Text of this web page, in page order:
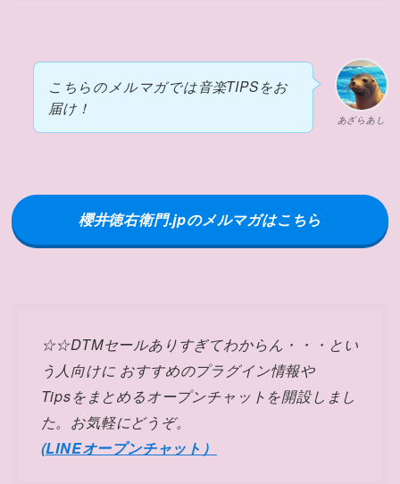
あざらあし
こちらのメルマガでは音楽TIPSをお
届け！
櫻井徳右衛門.jpのメルマガはこちら
☆☆DTMセールありすぎてわからん・・・とい
う人向けに おすすめのプラグイン情報や
Tipsをまとめるオープンチャットを開設しまし
た。お気軽にどうぞ。
(LINEオープンチャット）